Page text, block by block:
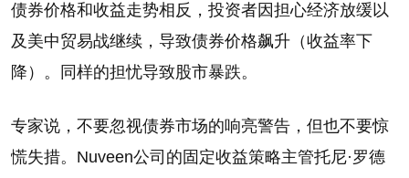
债券价格和收益走势相反，投资者因担心经济放缓以
及美中贸易战继续，导致债券价格飙升（收益率下
降）。同样的担忧导致股市暴跌。
专家说，不要忽视债券市场的响亮警告，但也不要惊
慌失措。Nuveen公司的固定收益策略主管托尼·罗德